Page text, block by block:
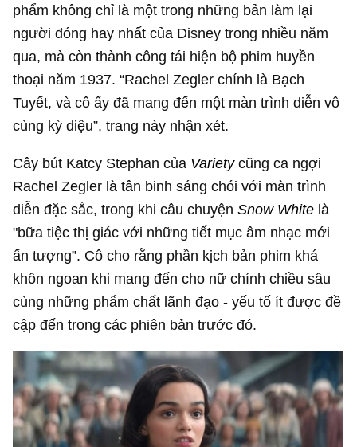
phẩm không chỉ là một trong những bản làm lại
người đóng hay nhất của Disney trong nhiều năm
qua, mà còn thành công tái hiện bộ phim huyền
thoại năm 1937. “Rachel Zegler chính là Bạch
Tuyết, và cô ấy đã mang đến một màn trình diễn vô
cùng kỳ diệu”, trang này nhận xét.
Cây bút Katcy Stephan của Varietycũng ca ngợi
Rachel Zegler là tân binh sáng chói với màn trình
diễn đặc sắc, trong khi câu chuyệnSnow White là
"bữa tiệc thị giác với những tiết mục âm nhạc mới
ấn tượng”. Cô cho rằng phần kịch bản phim khá
khôn ngoan khi mang đến cho nữ chính chiều sâu
cùng những phẩm chất lãnh đạo - yếu tố ít được đề
cập đến trong các phiên bản trước đó.